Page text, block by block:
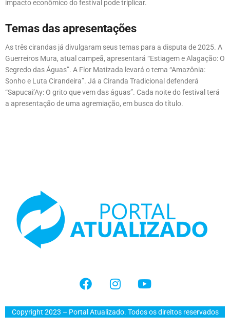
impacto econômico do festival pode triplicar.
Temas das apresentações
As três cirandas já divulgaram seus temas para a disputa de 2025. A
Guerreiros Mura, atual campeã, apresentará “Estiagem e Alagação: O
Segredo das Águas”. A Flor Matizada levará o tema “Amazônia:
Sonho e Luta Cirandeira”. Já a Ciranda Tradicional defenderá
“Sapucai’Ay: O grito que vem das águas”. Cada noite do festival terá
a apresentação de uma agremiação, em busca do título.
Copyright 2023 – Portal Atualizado. Todos os direitos reservados